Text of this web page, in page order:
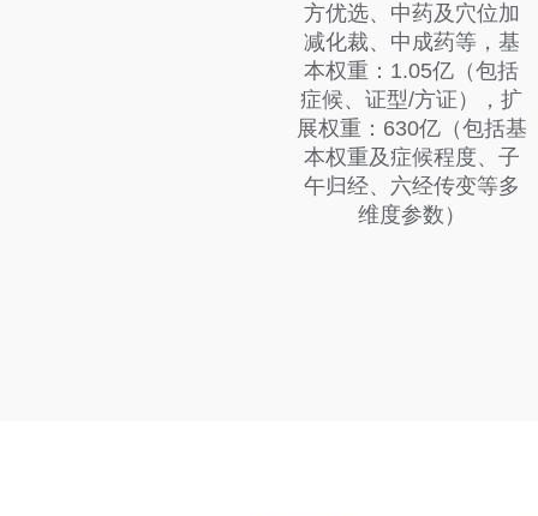
方优选、中药及穴位加
减化裁、中成药等，基
本权重：1.05亿（包括
症候、证型/方证），扩
展权重：630亿（包括基
本权重及症候程度、子
午归经、六经传变等多
维度参数）